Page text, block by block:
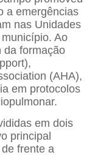
a emergências
nas Unidades
Ao
da formação
(AHA),
em protocolos
em dois
principal
frente a